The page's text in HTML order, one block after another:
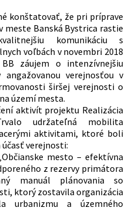
konštatovať, že pri príprave
Banská Bystrica rastie
komunikáciu s
voľbách v novembri 2018
záujem o intenzívnejšiu
angažovanou verejnosťou v
širšej verejnosti o
území mesta.
aktivít projektu Realizácia
udržateľná mobilita
aktivitami, ktoré boli
účasť verejnosti:
mesto – efektívna
z rezervy primátora
manuál plánovania so
ktorý zostavila organizácia
urbanizmu a územného